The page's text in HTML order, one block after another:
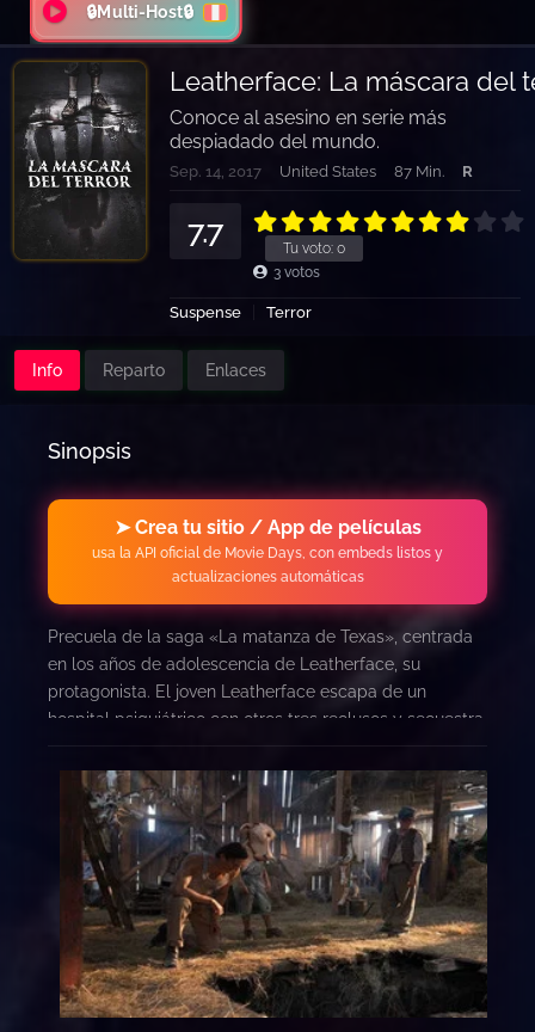
🔒Multi-Host🔒
Leatherface: La máscara del
Conoce al asesino en serie más
despiadado del mundo.
Sep. 14, 2017 United States 87 Min. R
Tu voto: 0
7.7
3 votos
Suspense Terror
Info Reparto Enlaces
Sinopsis
➤ Crea tu sitio / App de películas
usa la API oficial de Movie Days, con embeds listos y
actualizaciones automáticas
Precuela de la saga «La matanza de Texas», centrada
en los años de adolescencia de Leatherface, su
protagonista. El joven Leatherface escapa de un
hospital psiquiátrico con otros tres reclusos y secuestra
de pesadilla mientras un policía trastornado le
persigue.